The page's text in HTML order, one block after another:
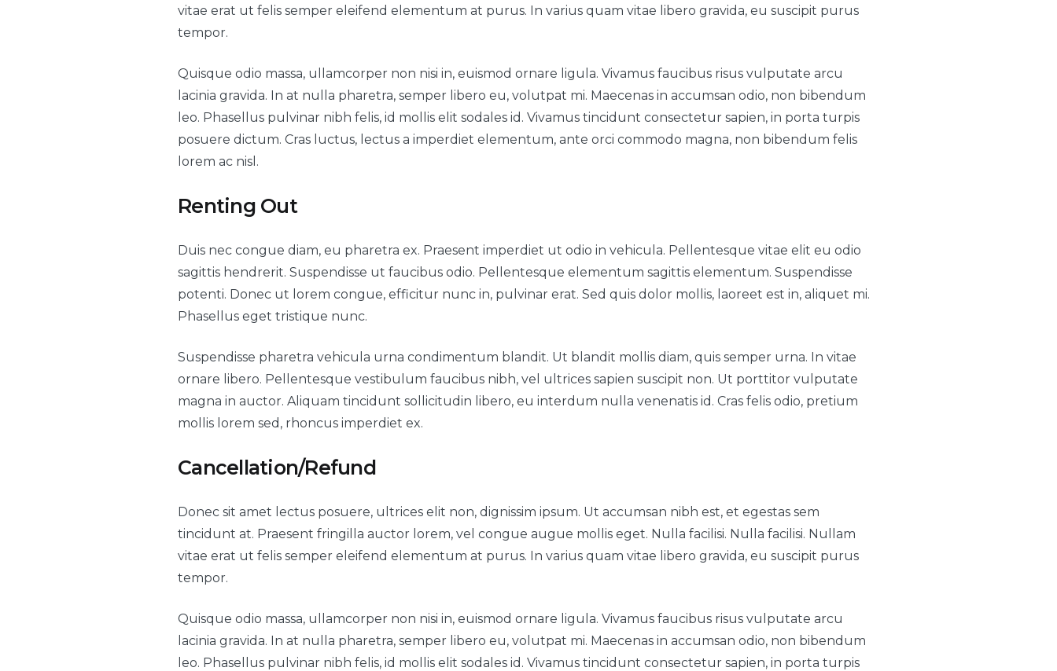
vitae erat ut felis semper eleifend elementum at purus. In varius quam vitae libero gravida, eu suscipit purus
tempor.
Quisque odio massa, ullamcorper non nisi in, euismod ornare ligula. Vivamus faucibus risus vulputate arcu
lacinia gravida. In at nulla pharetra, semper libero eu, volutpat mi. Maecenas in accumsan odio, non bibendum
leo. Phasellus pulvinar nibh felis, id mollis elit sodales id. Vivamus tincidunt consectetur sapien, in porta turpis
posuere dictum. Cras luctus, lectus a imperdiet elementum, ante orci commodo magna, non bibendum felis
lorem ac nisl.
Renting Out
Duis nec congue diam, eu pharetra ex. Praesent imperdiet ut odio in vehicula. Pellentesque vitae elit eu odio
sagittis hendrerit. Suspendisse ut faucibus odio. Pellentesque elementum sagittis elementum. Suspendisse
potenti. Donec ut lorem congue, efficitur nunc in, pulvinar erat. Sed quis dolor mollis, laoreet est in, aliquet mi.
Phasellus eget tristique nunc.
Suspendisse pharetra vehicula urna condimentum blandit. Ut blandit mollis diam, quis semper urna. In vitae
ornare libero. Pellentesque vestibulum faucibus nibh, vel ultrices sapien suscipit non. Ut porttitor vulputate
magna in auctor. Aliquam tincidunt sollicitudin libero, eu interdum nulla venenatis id. Cras felis odio, pretium
mollis lorem sed, rhoncus imperdiet ex.
Cancellation/Refund
Donec sit amet lectus posuere, ultrices elit non, dignissim ipsum. Ut accumsan nibh est, et egestas sem
tincidunt at. Praesent fringilla auctor lorem, vel congue augue mollis eget. Nulla facilisi. Nulla facilisi. Nullam
vitae erat ut felis semper eleifend elementum at purus. In varius quam vitae libero gravida, eu suscipit purus
tempor.
Quisque odio massa, ullamcorper non nisi in, euismod ornare ligula. Vivamus faucibus risus vulputate arcu
lacinia gravida. In at nulla pharetra, semper libero eu, volutpat mi. Maecenas in accumsan odio, non bibendum
leo. Phasellus pulvinar nibh felis, id mollis elit sodales id. Vivamus tincidunt consectetur sapien, in porta turpis